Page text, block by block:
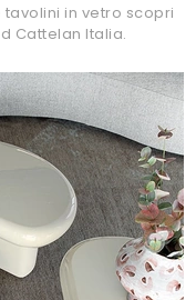
in vetro scopri
Cattelan Italia.